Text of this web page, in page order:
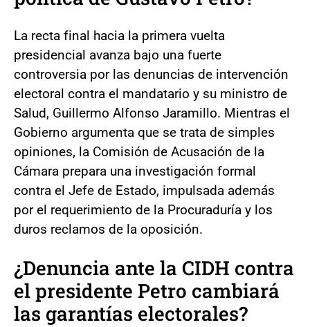
La recta final hacia la primera vuelta
presidencial avanza bajo una fuerte
controversia por las denuncias de intervención
electoral contra el mandatario y su ministro de
Salud, Guillermo Alfonso Jaramillo. Mientras el
Gobierno argumenta que se trata de simples
opiniones, la Comisión de Acusación de la
Cámara prepara una investigación formal
contra el Jefe de Estado, impulsada además
por el requerimiento de la Procuraduría y los
duros reclamos de la oposición.
¿Denuncia ante la CIDH contra
el presidente Petro cambiará
las garantías electorales?